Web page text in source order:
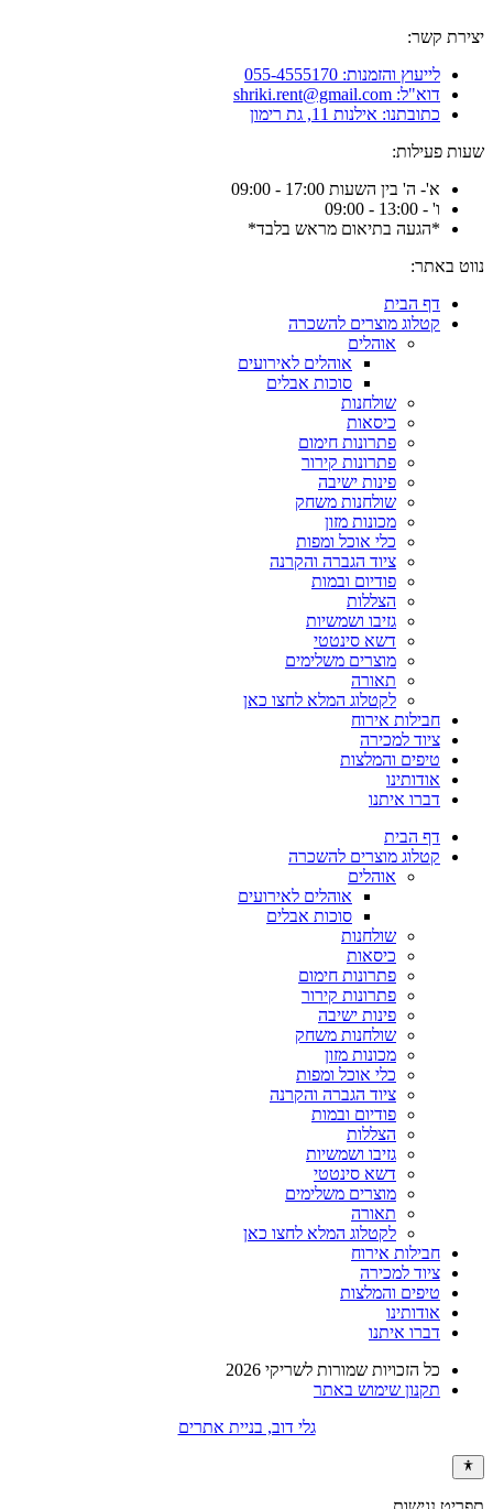
יצירת קשר:
לייעוץ והזמנות: 055-4555170
דוא"ל: shriki.rent@gmail.com
כתובתנו: אילנות 11, גת רימון
שעות פעילות:
א'- ה' בין השעות 17:00 - 09:00
ו' - 13:00 - 09:00
*הגעה בתיאום מראש בלבד*
נווט באתר:
דף הבית
קטלוג מוצרים להשכרה
אוהלים
אוהלים לאירועים
סוכות אבלים
שולחנות
כיסאות
פתרונות חימום
פתרונות קירור
פינות ישיבה
שולחנות משחק
מכונות מזון
כלי אוכל ומפות
ציוד הגברה והקרנה
פודיום ובמות
הצללות
גזיבו ושמשיות
דשא סינטטי
מוצרים משלימים
תאורה
לקטלוג המלא לחצו כאן
חבילות אירוח
ציוד למכירה
טיפים והמלצות
אודותינו
דברו איתנו
דף הבית
קטלוג מוצרים להשכרה
אוהלים
אוהלים לאירועים
סוכות אבלים
שולחנות
כיסאות
פתרונות חימום
פתרונות קירור
פינות ישיבה
שולחנות משחק
מכונות מזון
כלי אוכל ומפות
ציוד הגברה והקרנה
פודיום ובמות
הצללות
גזיבו ושמשיות
דשא סינטטי
מוצרים משלימים
תאורה
לקטלוג המלא לחצו כאן
חבילות אירוח
ציוד למכירה
טיפים והמלצות
אודותינו
דברו איתנו
כל הזכויות שמורות לשריקי 2026
תקנון שימוש באתר
גלי דוב, בניית אתרים